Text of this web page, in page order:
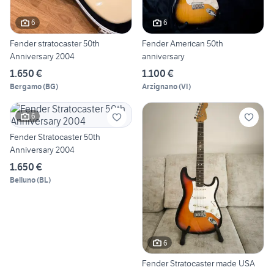
6
Fender stratocaster 50th
Anniversary 2004
1.650 €
Bergamo(BG)
6
Fender American 50th
anniversary
1.100 €
Arzignano(VI)
6
Fender Stratocaster 50th
Anniversary 2004
1.650 €
Belluno(BL)
6
Fender Stratocaster made USA